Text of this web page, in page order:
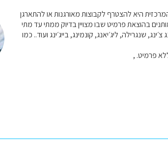
היא להצטרף לקבוצות מאורגנות או להתארגן
בהוצאת פרמיט שבו מצויין בדיוק ממתי עד מתי
שנגרילה, ליג׳יאנג, קונמינג, בייג׳ינג ועוד.. כמו
פרמיט. ,